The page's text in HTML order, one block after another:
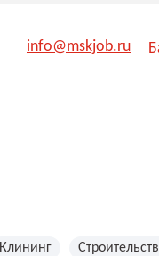
info@mskjob.ru
Клининг